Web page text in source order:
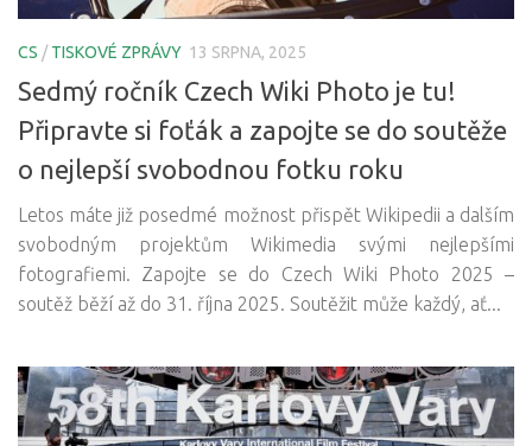
CS /TISKOVÉ ZPRÁVY 13 SRPNA, 2025
Sedmý ročník Czech Wiki Photo je tu!
Připravte si foťák a zapojte se do soutěže
o nejlepší svobodnou fotku roku
Letos máte již posedmé možnost přispět Wikipedii a dalším
svobodným projektům Wikimedia svými nejlepšími
fotografiemi. Zapojte se do Czech Wiki Photo 2025 –
soutěž běží až do 31. října 2025. Soutěžit může každý, ať...